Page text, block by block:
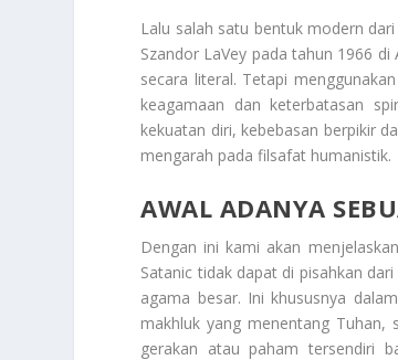
Lalu salah satu bentuk modern dari
Szandor LaVey pada tahun 1966
secara literal. Tetapi
keagamaan dan keterbatasan
kekuatan diri, kebebasan berpikir
mengarah pada filsafat humanistik.
AWAL ADANYA
Dengan ini kami akan
Satanic tidak dapat di pisahkan
agama besar. Ini khususnya
makhluk yang menentang Tuhan,
gerakan atau paham tersendiri